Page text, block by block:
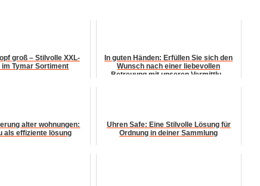
groß – Stilvolle XXL-
Tymar Sortiment
In guten Händen: Erfüllen Sie sich den
Wunsch nach einer liebevollen
Betreuung mit unseren Vermittlu...
alter wohnungen:
als effiziente lösung
Uhren Safe: Eine Stilvolle Lösung für
Ordnung in deiner Sammlung